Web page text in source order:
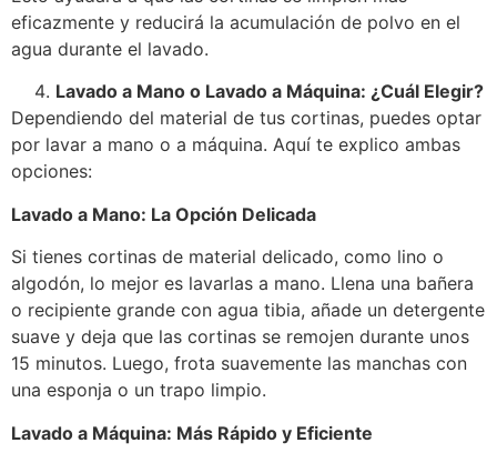
eficazmente y reducirá la acumulación de polvo en el
agua durante el lavado.
Lavado a Mano o Lavado a Máquina: ¿Cuál Elegir?
Dependiendo del material de tus cortinas, puedes optar
por lavar a mano o a máquina. Aquí te explico ambas
opciones:
Lavado a Mano: La Opción Delicada
Si tienes cortinas de material delicado, como lino o
algodón, lo mejor es lavarlas a mano. Llena una bañera
o recipiente grande con agua tibia, añade un detergente
suave y deja que las cortinas se remojen durante unos
15 minutos. Luego, frota suavemente las manchas con
una esponja o un trapo limpio.
Lavado a Máquina: Más Rápido y Eficiente